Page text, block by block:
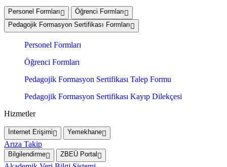
Personel Formları
Öğrenci Formları
Pedagojik Formasyon Sertifikası Formları
Personel Formları
Öğrenci Formları
Pedagojik Formasyon Sertifikası Talep Formu
Pedagojik Formasyon Sertifikası Kayıp Dilekçesi
Hizmetler
İnternet Erişimi Yemekhane
Arıza Takip
Bilgilendirme ZBEÜ Portal